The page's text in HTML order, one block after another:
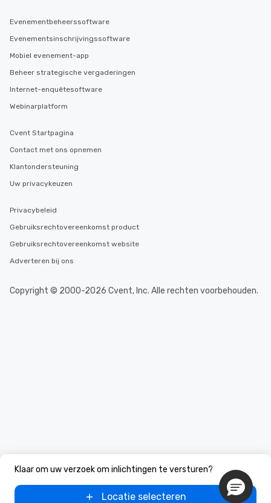
Klaar om uw verzoek om inlichtingen te versturen?
Locatie selecteren
Evenementbeheerssoftware
Evenementsinschrijvingssoftware
Mobiel evenement-app
Beheer strategische vergaderingen
Internet-enquêtesoftware
Webinarplatform
Cvent Startpagina
Contact met ons opnemen
Klantondersteuning
Uw privacykeuzen
Privacybeleid
Gebruiksrechtovereenkomst product
Gebruiksrechtovereenkomst website
Adverteren bij ons
Copyright © 2000-2026 Cvent, Inc. Alle rechten voorbehouden.